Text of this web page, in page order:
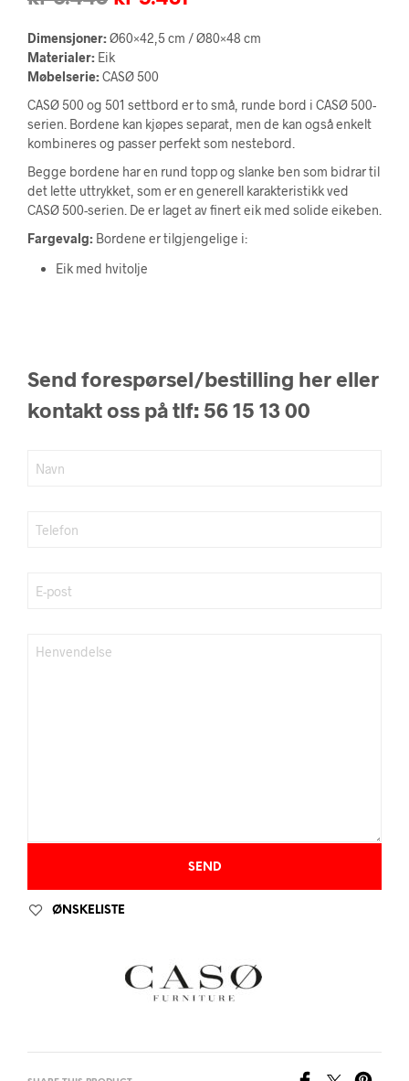
pris
var:
kr 6.448.
pris
Dimensjoner:Ø60×42,5 cm / Ø80×48 cm
Materialer: Eik
Møbelserie:CASØ 500
CASØ 500 og 501 settbord er to små, runde bord i CASØ 500-
serien. Bordene kan kjøpes separat, men de kan også enkelt
kombineres og passer perfekt som nestebord.
Begge bordene har en rund topp og slanke ben som bidrar til
det lette uttrykket, som er en generell karakteristikk ved
CASØ 500-serien. De er laget av finert eik med solide eikeben.
Fargevalg: Bordene er tilgjengelige i:
Eik med hvitolje
Send forespørsel/bestilling her eller
kontakt oss på tlf: 56 15 13 00
ØNSKELISTE